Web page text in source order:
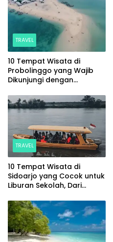
TRAVEL
10 Tempat Wisata di
Probolinggo yang Wajib
Dikunjungi dengan
TRAVEL
10 Tempat Wisata di
Sidoarjo yang Cocok untuk
Liburan Sekolah, Dari
Hits